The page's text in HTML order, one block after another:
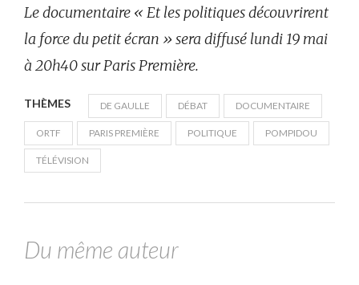
Le documentaire « Et les politiques découvrirent
la force du petit écran » sera diffusé lundi 19 mai
à 20h40 sur Paris Première.
THÈMES DE GAULLE DÉBAT DOCUMENTAIRE
ORTF PARIS PREMIÈRE POLITIQUE POMPIDOU
TÉLÉVISION
Du même auteur